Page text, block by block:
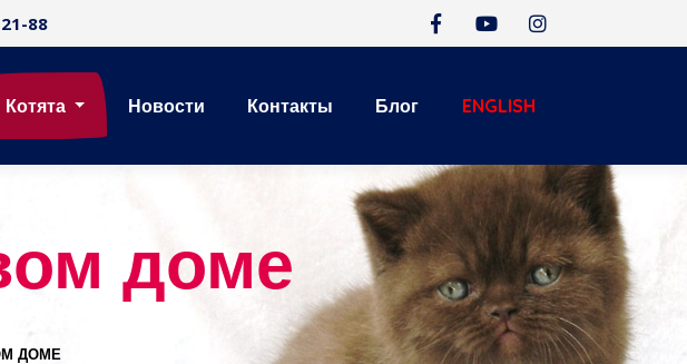
88
Котята Новости Контакты Блог ENGLISH
доме
ДОМЕ